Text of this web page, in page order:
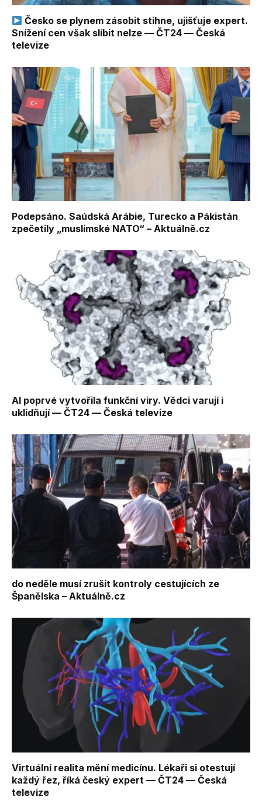
Česko se plynem zásobit stihne, ujišťuje expert.
Snížení cen však slíbit nelze — ČT24 — Česká
televize
Podepsáno. Saúdská Arábie, Turecko a Pákistán
zpečetily „muslimské NATO“ – Aktuálně.cz
AI poprvé vytvořila funkční viry. Vědci varují i
uklidňují — ČT24 — Česká televize
do neděle musí zrušit kontroly cestujících ze
Španělska – Aktuálně.cz
Virtuální realita mění medicínu. Lékaři si otestují
každý řez, říká český expert — ČT24 — Česká
televize